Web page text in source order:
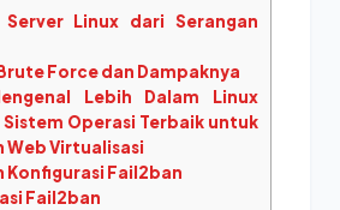
Server Linux dari Serangan
Force dan Dampaknya
Lebih Dalam Linux
Operasi Terbaik untuk
Web Virtualisasi
Konfigurasi Fail2ban
Fail2ban